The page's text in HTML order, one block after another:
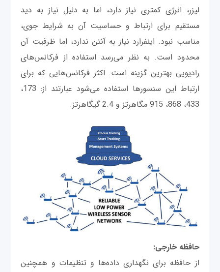
لیزر، انرژی کمتری نیاز دارد، اما به دلیل نیاز به دید
مستقیم برای ارتباط و حساسیت آن به شرایط جوی،
مناسب نبود. اینفرارد نیاز به آنتن ندارد، اما ظرفیت آن
محدود است. به نظر می‌رسد استفاده از فرکانس‌های
رادیویی بهترین گزینه است. اکثر فرکانس‌هایی که برای
ارتباط این سنسورها استفاده می‌شود عبارتند از: 173،
433، 868، 915 مگاهرتز و 2.4 گیگاهرتز.
حافظه خارجی:
از حافظه برای نگهداری داده‌ها و تنظیمات و همچنین